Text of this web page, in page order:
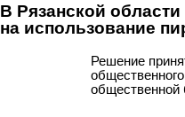
В Рязанской
на использование
Решение
общественной